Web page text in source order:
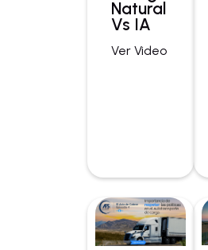
Natural
Vs IA
Ver Video